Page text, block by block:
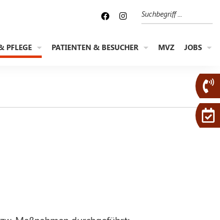
Suche
PFLEGE PATIENTEN & BESUCHER MVZ JOBS